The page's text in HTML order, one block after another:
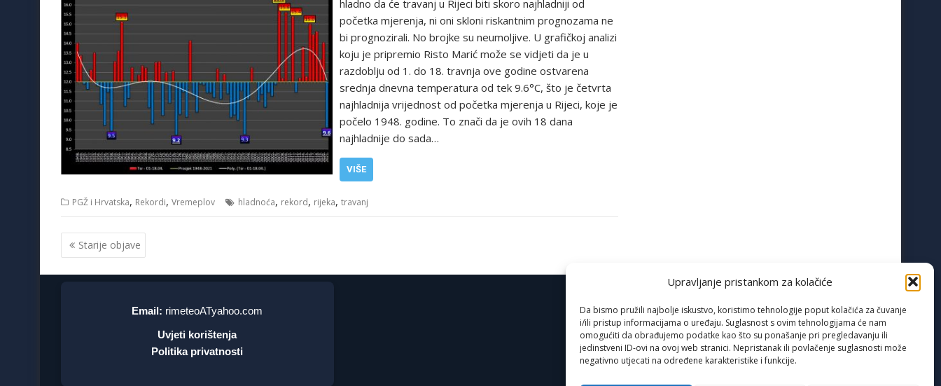
Upravljanje pristankom za kolačiće
Da bismo pružili najbolje iskustvo, koristimo tehnologije poput kolačića za čuvanje
i/ili pristup informacijama o uređaju. Suglasnost s ovim tehnologijama će nam
omogućiti da obrađujemo podatke kao što su ponašanje pri pregledavanju ili
jedinstveni ID-ovi na ovoj web stranici. Nepristanak ili povlačenje suglasnosti može
negativno utjecati na određene karakteristike i funkcije.
hladno da će travanj u Rijeci biti skoro najhladniji od
početka mjerenja, ni oni skloni riskantnim prognozama ne
bi prognozirali. No brojke su neumoljive. U grafičkoj analizi
koju je pripremio Risto Marić može se vidjeti da je u
razdoblju od 1. do 18. travnja ove godine ostvarena
srednja dnevna temperatura od tek 9.6°C, što je četvrta
najhladnija vrijednost od početka mjerenja u Rijeci, koje je
počelo 1948. godine. To znači da je ovih 18 dana
najhladnije do sada…
VIŠE
PGŽ i Hrvatska, Rekordi, Vremeplov hladnoća, rekord, rijeka, travanj
Navigacija
objava
Starije objave
Email: rimeteoATyahoo.com
Uvjeti korištenja
Politika privatnosti